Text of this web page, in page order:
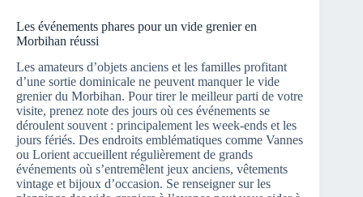
Les événements phares pour un vide grenier en
Morbihan réussi
Les amateurs d’objets anciens et les familles profitant
d’une sortie dominicale ne peuvent manquer le vide
grenier du Morbihan. Pour tirer le meilleur parti de votre
visite, prenez note des jours où ces événements se
déroulent souvent : principalement les week-ends et les
jours fériés. Des endroits emblématiques comme Vannes
ou Lorient accueillent régulièrement de grands
événements où s’entremêlent jeux anciens, vêtements
vintage et bijoux d’occasion. Se renseigner sur les